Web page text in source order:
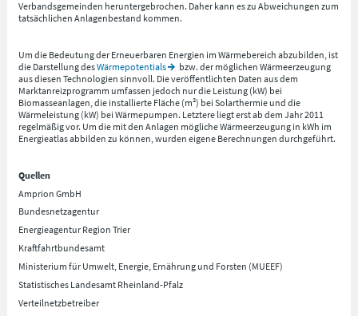
Verbandsgemeinden heruntergebrochen. Daher kann es zu Abweichungen zum
tatsächlichen Anlagenbestand kommen.
Um die Bedeutung der Erneuerbaren Energien im Wärmebereich abzubilden, ist
die Darstellung desWärmepotentials
bzw. der möglichen Wärmeerzeugung
aus diesen Technologien sinnvoll. Die veröffentlichten Daten aus dem
Marktanreizprogramm umfassen jedoch nur die Leistung (kW) bei
Biomasseanlagen, die installierte Fläche (m²) bei Solarthermie und die
Wärmeleistung (kW) bei Wärmepumpen. Letztere liegt erst ab dem Jahr 2011
regelmäßig vor. Um die mit den Anlagen mögliche Wärmeerzeugung in kWh im
Energieatlas abbilden zu können, wurden eigene Berechnungen durchgeführt.
Quellen
Amprion GmbH
Bundesnetzagentur
Energieagentur Region Trier
Kraftfahrtbundesamt
Ministerium für Umwelt, Energie, Ernährung und Forsten (MUEEF)
Statistisches Landesamt Rheinland-Pfalz
Verteilnetzbetreiber